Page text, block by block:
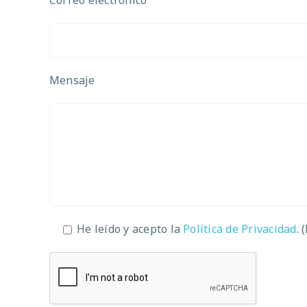
Mensaje
He leído y acepto la Política de Privacidad.